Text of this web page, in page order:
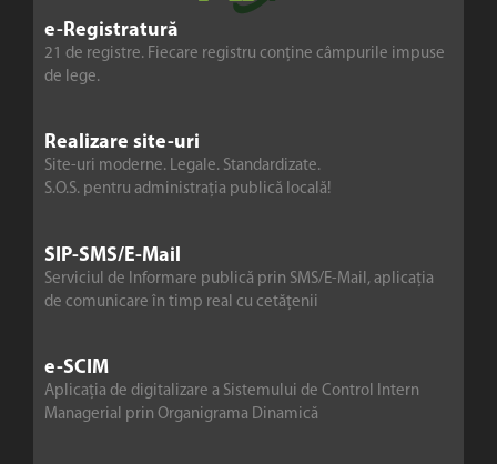
e-Registratură
21 de registre. Fiecare registru conține câmpurile impuse
de lege.
Realizare site-uri
Site-uri moderne. Legale. Standardizate.
S.O.S. pentru administrația publică locală!
SIP-SMS/E-Mail
Serviciul de Informare publică prin SMS/E-Mail, aplicația
de comunicare în timp real cu cetățenii
e-SCIM
Aplicația de digitalizare a Sistemului de Control Intern
Managerial prin Organigrama Dinamică